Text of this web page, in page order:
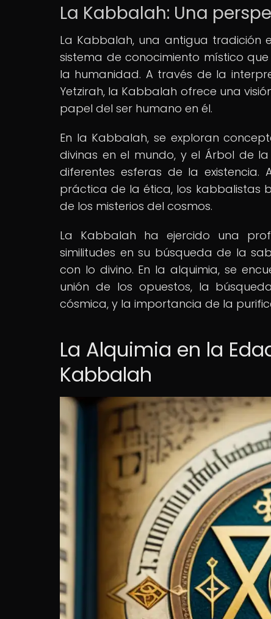
La Kabbalah: Una
La Kabbalah, una antigua tradición
sistema de conocimiento místico
la humanidad. A través de la
Yetzirah, la Kabbalah ofrece una
papel del ser humano en él.
En la Kabbalah, se exploran
divinas en el mundo, y el Árbol de
diferentes esferas de la
práctica de la ética, los kabbalistas
de los misterios del cosmos.
La Kabbalah ha ejercido una
similitudes en su búsqueda de la
con lo divino. En la alquimia, se
unión de los opuestos, la
cósmica, y la importancia de la
La Alquimia en la
Kabbalah